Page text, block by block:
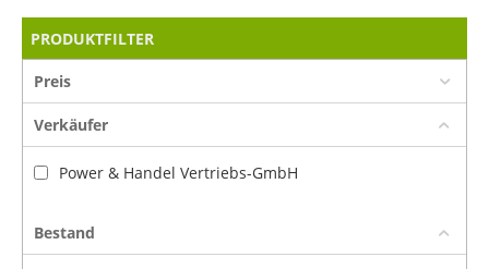
PRODUKTFILTER
Preis
Verkäufer
Power & Handel Vertriebs-GmbH
Bestand